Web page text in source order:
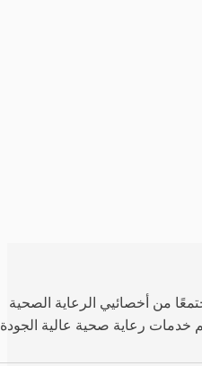
من أخصائيي الرعاية الصحية
خدمات رعاية صحية عالية الجودة